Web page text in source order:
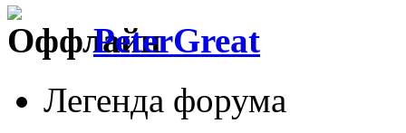
PeterGreat
Легенда форума